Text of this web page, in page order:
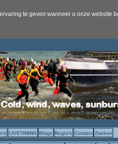
te geven wanneer u onze
LIVETIMING Blogs Regio's Contact Zoeken